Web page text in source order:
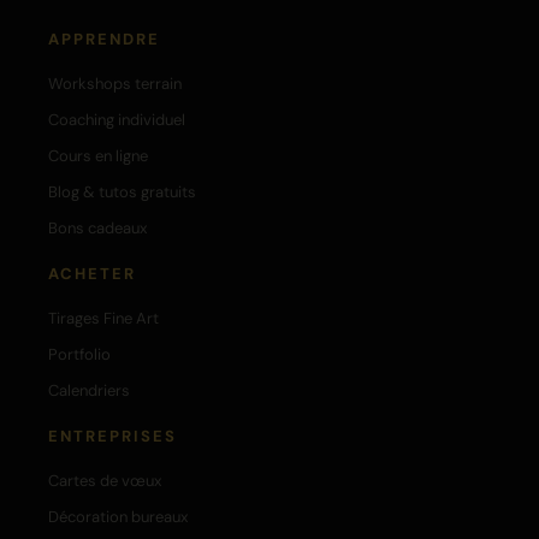
APPRENDRE
Workshops terrain
Coaching individuel
Cours en ligne
Blog & tutos gratuits
Bons cadeaux
ACHETER
Tirages Fine Art
Portfolio
Calendriers
ENTREPRISES
Cartes de vœux
Décoration bureaux